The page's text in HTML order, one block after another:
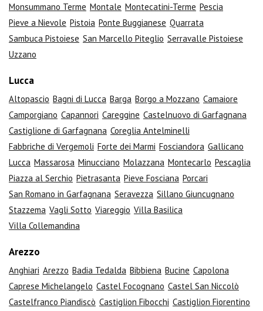
Monsummano Terme Montale Montecatini-Terme Pescia
Pieve a Nievole Pistoia Ponte Buggianese Quarrata
Sambuca Pistoiese San Marcello Piteglio Serravalle Pistoiese
Uzzano
Lucca
Altopascio Bagni di Lucca Barga Borgo a Mozzano Camaiore
Camporgiano Capannori Careggine Castelnuovo di Garfagnana
Castiglione di Garfagnana Coreglia Antelminelli
Fabbriche di Vergemoli Forte dei Marmi Fosciandora Gallicano
Lucca Massarosa Minucciano Molazzana Montecarlo Pescaglia
Piazza al Serchio Pietrasanta Pieve Fosciana Porcari
San Romano in Garfagnana Seravezza Sillano Giuncugnano
Stazzema Vagli Sotto Viareggio Villa Basilica
Villa Collemandina
Arezzo
Anghiari Arezzo Badia Tedalda Bibbiena Bucine Capolona
Caprese Michelangelo Castel Focognano Castel San Niccolò
Castelfranco Piandiscò Castiglion Fibocchi Castiglion Fiorentino